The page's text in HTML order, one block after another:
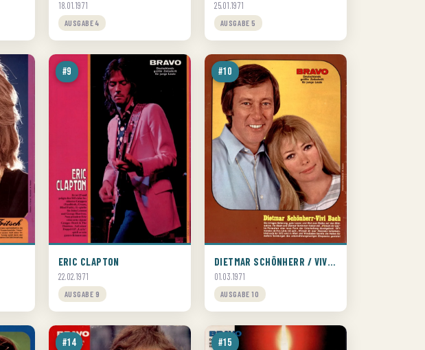
18.01.1971
AUSGABE 4
25.01.1971
AUSGABE 5
#9
ERIC CLAPTON
22.02.1971
AUSGABE 9
#10
DIETMAR SCHÖNHERR / VIVI BACH
01.03.1971
AUSGABE 10
#14 #15